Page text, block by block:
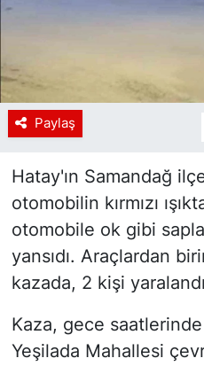
Paylaş
Hatay'ın Samandağ
otomobilin kırmızı
otomobile ok gibi
yansıdı. Araçlardan
kazada, 2 kişi
Kaza, gece
Yeşilada Mahallesi